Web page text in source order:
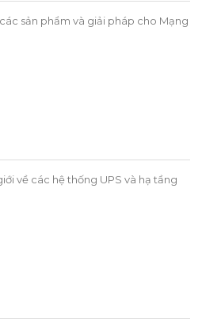
sản phẩm và giải pháp cho Mạng
về các hệ thống UPS và hạ tầng